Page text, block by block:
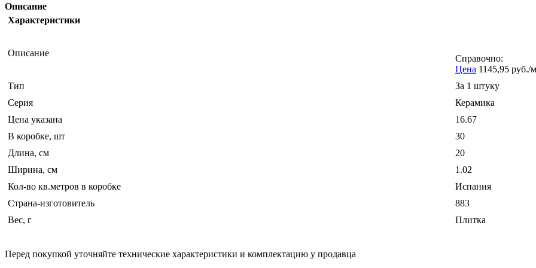
Описание
Характеристики
Описание
Справочно:
Цена 1145,95 руб./
Тип
За 1 штуку
Серия
Керамика
Цена указана
16.67
В коробке, шт
30
Длина, см
20
Ширина, см
1.02
Кол-во кв.метров в коробке
Испания
Страна-изготовитель
883
Вес, г
Плитка
Перед покупкой уточняйте технические характеристики и комплектацию у продавца